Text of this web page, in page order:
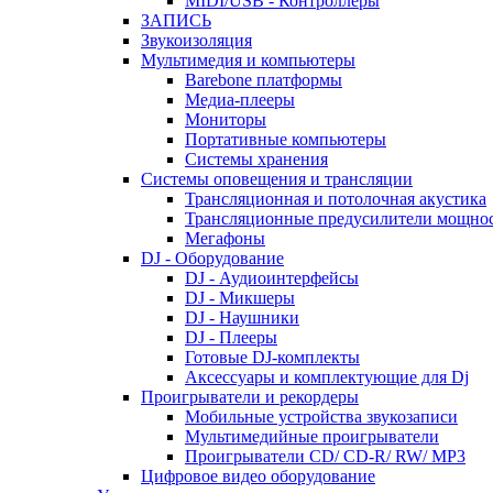
ЗАПИСЬ
Звукоизоляция
Мультимедия и компьютеры
Barebone платформы
Медиа-плееры
Мониторы
Портативные компьютеры
Системы хранения
Системы оповещения и трансляции
Трансляционная и потолочная акустика
Трансляционные предусилители
Мегафоны
DJ - Оборудование
DJ - Аудиоинтерфейсы
DJ - Микшеры
DJ - Наушники
DJ - Плееры
Готовые DJ-комплекты
Аксессуары и комплектующие для Dj
Проигрыватели и рекордеры
Мобильные устройства звукозаписи
Мультимедийные проигрыватели
Проигрыватели CD/ CD-R/ RW/ MP3
Цифровое видео оборудование